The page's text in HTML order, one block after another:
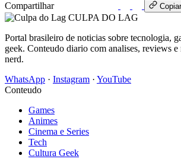
Compartilhar
CULPADO LAG
Portal brasileiro de noticias sobre tecnologia,
geek. Conteudo diario com analises, reviews
nerd.
WhatsApp · Instagram · YouTube
Conteudo
Games
Animes
Cinema e Series
Tech
Cultura Geek